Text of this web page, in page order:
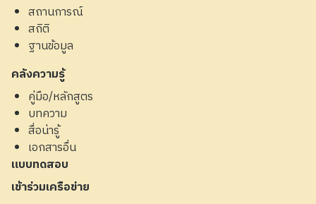
สถานการณ์
สถิติ
ฐานข้อมูล
คลังความรู้
คู่มือ/หลักสูตร
บทความ
สื่อน่ารู้
เอกสารอื่น
แบบทดสอบ
เข้าร่วมเครือข่าย